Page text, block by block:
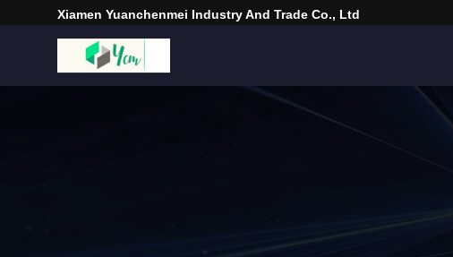
Xiamen Yuanchenmei Industry And Trade Co., Ltd